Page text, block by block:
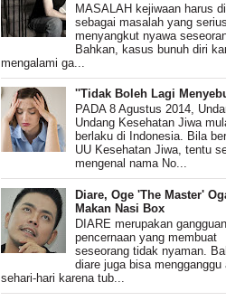
MASALAH kejiwaan harus
sebagai masalah yang
menyangkut nyawa
Bahkan, kasus bunuh diri
mengalami ga...
''Tidak Boleh Lagi
PADA 8 Agustus 2014,
Undang Kesehatan Jiwa
berlaku di Indonesia. Bila
UU Kesehatan Jiwa, tentu
mengenal nama No...
Diare, Oge 'The Master'
Makan Nasi Box
DIARE merupakan gangguan
pencernaan yang membuat
seseorang tidak nyaman.
diare juga bisa mengganggu
sehari-hari karena tub...